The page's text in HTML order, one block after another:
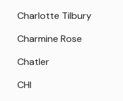
Charlotte Tilbury
Charmine Rose
Chatler
CHI